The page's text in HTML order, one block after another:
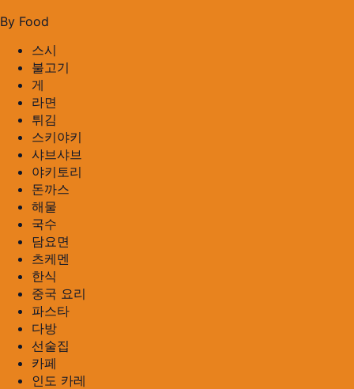
By Food
스시
불고기
게
라면
튀김
스키야키
샤브샤브
야키토리
돈까스
해물
국수
담요면
츠케멘
한식
중국 요리
파스타
다방
선술집
카페
인도 카레